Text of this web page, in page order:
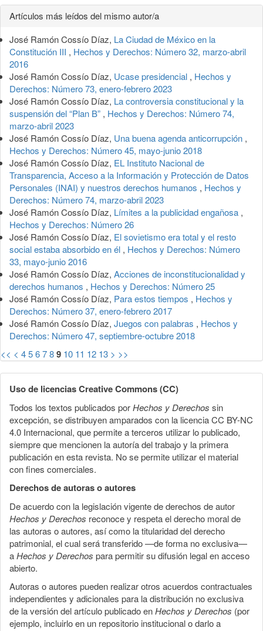
Detalles
del
artículo
Artículos más leídos del mismo autor/a
José Ramón Cossío Díaz, La Ciudad de México en la
Constitución III , Hechos y Derechos: Número 32, marzo-abril
2016
José Ramón Cossío Díaz, Ucase presidencial , Hechos y
Derechos: Número 73, enero-febrero 2023
José Ramón Cossío Díaz, La controversia constitucional y la
suspensión del “Plan B” , Hechos y Derechos: Número 74,
marzo-abril 2023
José Ramón Cossío Díaz, Una buena agenda anticorrupción ,
Hechos y Derechos: Número 45, mayo-junio 2018
José Ramón Cossío Díaz, EL Instituto Nacional de
Transparencia, Acceso a la Información y Protección de Datos
Personales (INAI) y nuestros derechos humanos , Hechos y
Derechos: Número 74, marzo-abril 2023
José Ramón Cossío Díaz, Límites a la publicidad engañosa ,
Hechos y Derechos: Número 26
José Ramón Cossío Díaz, El sovietismo era total y el resto
social estaba absorbido en él , Hechos y Derechos: Número
33, mayo-junio 2016
José Ramón Cossío Díaz, Acciones de inconstitucionalidad y
derechos humanos , Hechos y Derechos: Número 25
José Ramón Cossío Díaz, Para estos tiempos , Hechos y
Derechos: Número 37, enero-febrero 2017
José Ramón Cossío Díaz, Juegos con palabras , Hechos y
Derechos: Número 47, septiembre-octubre 2018
<< < 456789 10 11 12 13 > >>
Uso de licencias Creative Commons (CC)
Todos los textos publicados porHechos y Derechos sin
excepción, se distribuyen amparados con la licencia CC BY-NC
4.0 Internacional, que permite a terceros utilizar lo publicado,
siempre que mencionen la autoría del trabajo y la primera
publicación en esta revista. No se permite utilizar el material
con fines comerciales.
Derechos de autoras o autores
De acuerdo con la legislación vigente de derechos de autor
Hechos y Derechos reconoce y respeta el derecho moral de
las autoras o autores, así como la titularidad del derecho
patrimonial, el cual será transferido —de forma no exclusiva—
aHechos y Derechos para permitir su difusión legal en acceso
abierto.
Autoras o autores pueden realizar otros acuerdos contractuales
independientes y adicionales para la distribución no exclusiva
de la versión del artículo publicado enHechos y Derechos (por
ejemplo, incluirlo en un repositorio institucional o darlo a